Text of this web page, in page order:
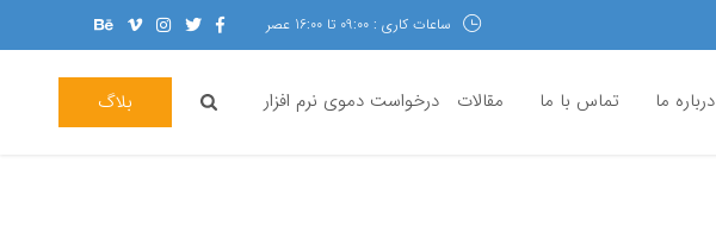
ساعات کاری : 09:00 تا 16:00 عصر
درباره ما تماس با ما مقالات درخواست دموی نرم افزار بلاگ